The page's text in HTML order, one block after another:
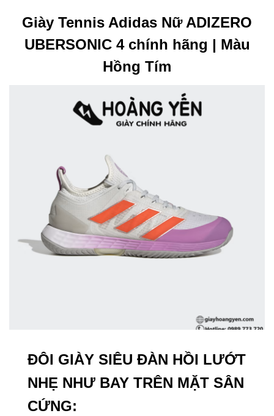
Giày Tennis Adidas Nữ ADIZERO
UBERSONIC 4 chính hãng | Màu
Hồng Tím
ĐÔI GIÀY SIÊU ĐÀN HỒI LƯỚT
NHẸ NHƯ BAY TRÊN MẶT SÂN
CỨNG: